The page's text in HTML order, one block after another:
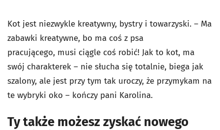
Kot jest niezwykle kreatywny, bystry i towarzyski. – Ma
zabawki kreatywne, bo ma coś z psa
pracującego, musi ciągle coś robić! Jak to kot, ma
swój charakterek – nie słucha się totalnie, biega jak
szalony, ale jest przy tym tak uroczy, że przymykam na
te wybryki oko – kończy pani Karolina.
Ty także możesz zyskać nowego